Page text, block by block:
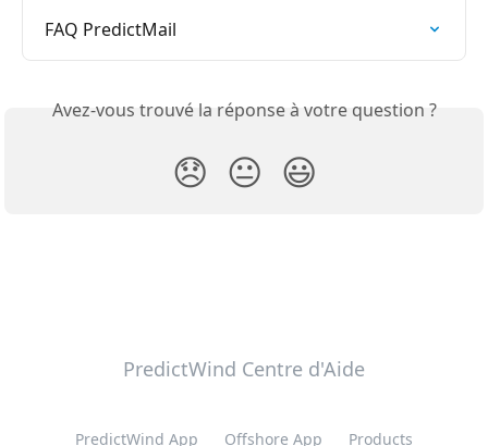
FAQ PredictMail
Avez-vous trouvé la réponse à votre question ?
😞 😐 😃
PredictWind Centre d'Aide
PredictWind App Offshore App Products